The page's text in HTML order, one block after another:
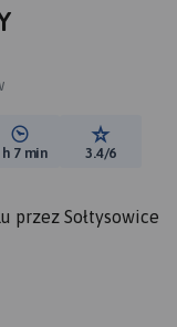
Średni czas potrzebny
h 7 min Ocena
3.4/6
przez Sołtysowice